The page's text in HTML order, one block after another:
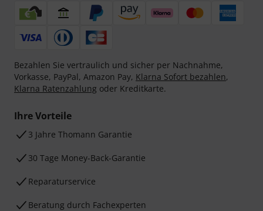
Bezahlen Sie vertraulich und sicher per Nachnahme,
Vorkasse, PayPal, Amazon Pay, Klarna Sofort bezahlen,
Klarna Ratenzahlung oder Kreditkarte.
Ihre Vorteile
3 Jahre Thomann Garantie
30 Tage Money-Back-Garantie
Reparaturservice
Beratung durch Fachexperten